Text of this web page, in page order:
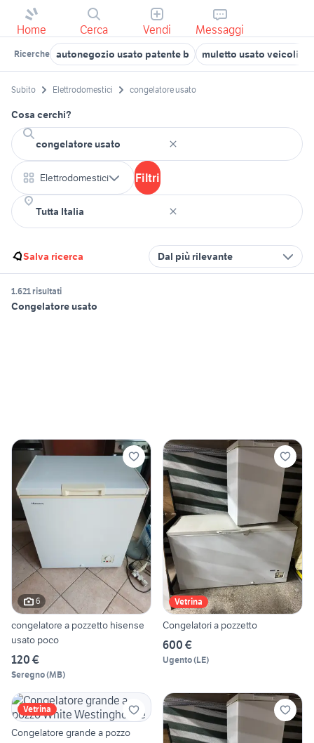
Home Cerca Vendi Messaggi
Ricerche autonegozio usato patente b muletto usato veicoli
Subito Elettrodomestici congelatore usato
Cosa cerchi?
Elettrodomestici Filtri
Salva ricerca Dal più rilevante
1.621 risultati
Congelatore usato
6
congelatore a pozzetto hisense
usato poco
120 €
Seregno(MB)
Vetrina
Congelatori a pozzetto
600 €
Ugento(LE)
Vetrina
Congelatore grande a pozzo